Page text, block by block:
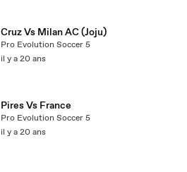
Cruz Vs Milan AC (Joju)
Pro Evolution Soccer 5
il y a 20 ans
Pires Vs France
Pro Evolution Soccer 5
il y a 20 ans